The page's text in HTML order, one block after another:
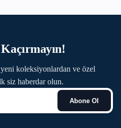
koleksiyonlardan ve özel
siz haberdar olun.
Abone Ol